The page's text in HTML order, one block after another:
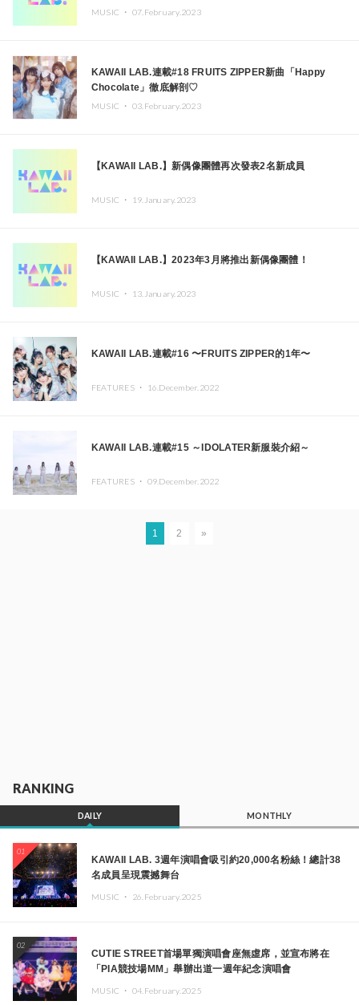
MUSIC ・ 07.February.2023
KAWAII LAB.連載#18 FRUITS ZIPPER新曲「Happy
Chocolate」徹底解剖♡
MUSIC ・ 03.February.2023
【KAWAII LAB.】新偶像團體再次發表2名新成員
MUSIC ・ 19.January.2023
【KAWAII LAB.】2023年3月將推出新偶像團體！
MUSIC ・ 13.January.2023
KAWAII LAB.連載#16 〜FRUITS ZIPPER的1年〜
FEATURES ・ 16.December.2022
KAWAII LAB.連載#15 ～IDOLATER新服裝介紹～
FEATURES ・ 09.December.2022
1 2 »
RANKING
DAILY MONTHLY
01
KAWAII LAB. 3週年演唱會吸引約20,000名粉絲！總計38
名成員呈現震撼舞台
MUSIC ・ 26.February.2025
02
CUTIE STREET首場單獨演唱會座無虛席，並宣布將在
「PIA競技場MM」舉辦出道一週年紀念演唱會
MUSIC ・ 04.February.2025